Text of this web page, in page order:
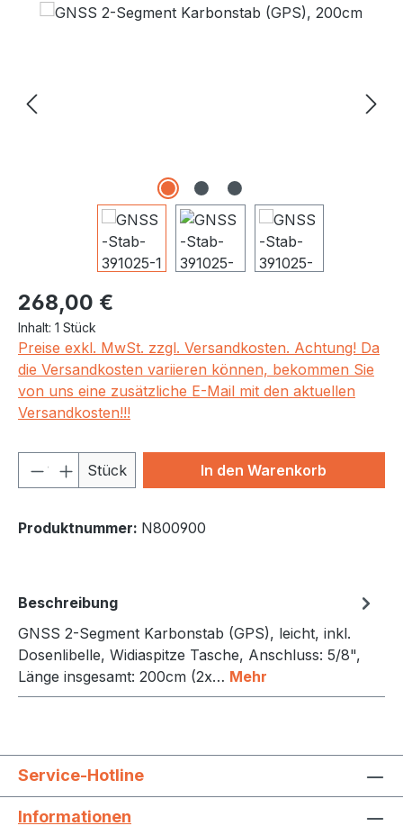
Bildergalerie überspringen
Regulärer Preis:
268,00 €
Inhalt: 1 Stück
Preise exkl. MwSt. zzgl. Versandkosten. Achtung! Da
die Versandkosten variieren können, bekommen Sie
von uns eine zusätzliche E-Mail mit den aktuellen
Versandkosten!!!
Produkt Anzahl: Gib den
Stück In den Warenkorb
Produktnummer: N800900
Beschreibung
GNSS 2-Segment Karbonstab (GPS), leicht, inkl.
Dosenlibelle, Widiaspitze Tasche, Anschluss: 5/8",
Länge insgesamt: 200cm (2x… Mehr
Service-Hotline
Informationen